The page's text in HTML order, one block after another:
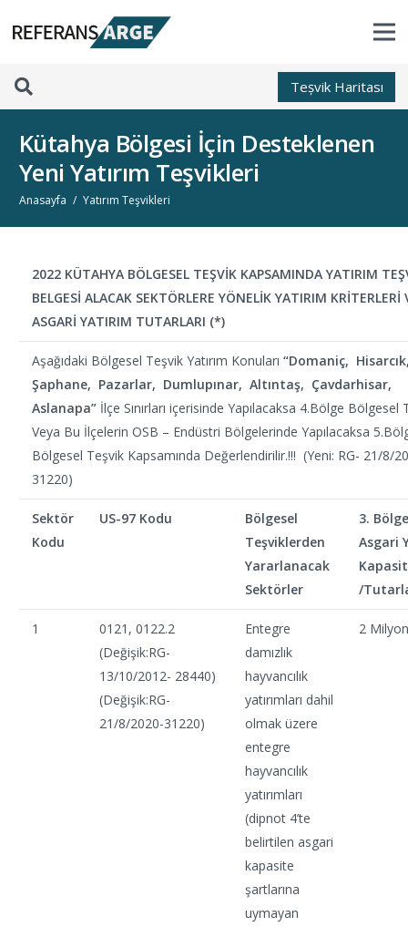
Teșvik Haritası
Kütahya Bölgesi İçin Desteklenen
Yeni Yatırım Teşvikleri
Anasayfa / Yatırım Teşvikleri
2022 KÜTAHYA BÖLGESEL TEŞVİK KAPSAMINDA YATIRIM
BELGESİ ALACAK SEKTÖRLERE YÖNELİK YATIRIM KRİTERLERİ
ASGARİ YATIRIM TUTARLARI (*)
Aşağıdaki Bölgesel Teşvik Yatırım Konuları “Domaniç,
Şaphane, Pazarlar, Dumlupınar, Altıntaş, Çavdarhisar,
Aslanapa” İlçe Sınırları içerisinde Yapılacaksa 4.Bölge Bölgesel
Veya Bu İlçelerin OSB – Endüstri Bölgelerinde Yapılacaksa
Bölgesel Teşvik Kapsamında Değerlendirilir.!!! (Yeni: RG- 21/8/
31220)
Sektör
Kodu
US-97 Kodu
Bölgesel
Teşviklerden
Yararlanacak
Sektörler
3. Bölge
Asgari
/
1
0121, 0122.2
(Değişik:RG-
13/10/2012- 28440)
(Değişik:RG-
21/8/2020-31220)
Entegre
damızlık
hayvancılık
yatırımları dahil
olmak üzere
entegre
hayvancılık
yatırımları
(dipnot 4’te
belirtilen asgari
kapasite
şartlarına
uymayan
2